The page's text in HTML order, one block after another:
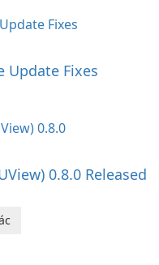
Update Fixes
0.8.0 Released